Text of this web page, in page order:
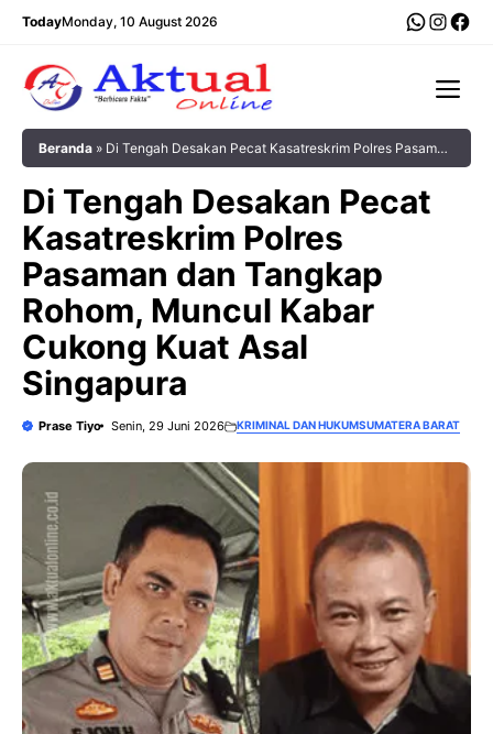
Langsung
TodayMonday, 10 August 2026
Beranda » ‎Di Tengah Desakan Pecat Kasatreskrim Polres Pasaman
‎Di Tengah Desakan Pecat
Kasatreskrim Polres
Pasaman dan Tangkap
Rohom, Muncul Kabar
Cukong Kuat Asal
Singapura
Prase Tiyo Senin, 29 Juni 2026 KRIMINAL DAN HUKUMSUMATERA BARAT